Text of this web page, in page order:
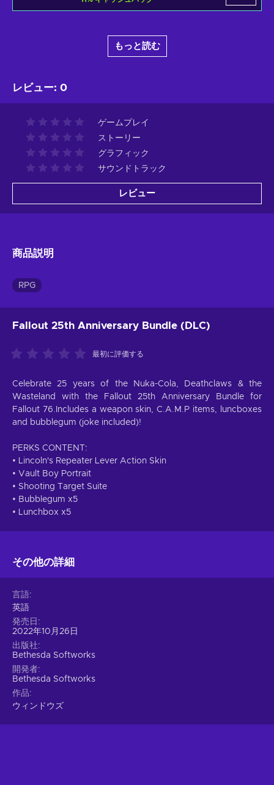
もっと読む
レビュー: 0
ゲームプレイ
ストーリー
グラフィック
サウンドトラック
レビュー
商品説明
RPG
Fallout 25th Anniversary Bundle (DLC)
最初に評価する
Celebrate 25 years of the Nuka-Cola, Deathclaws & the
Wasteland with the Fallout 25th Anniversary Bundle for
Fallout 76.Includes a weapon skin, C.A.M.P items, luncboxes
and bubblegum (joke included)!
PERKS CONTENT:
• Lincoln's Repeater Lever Action Skin
• Vault Boy Portrait
• Shooting Target Suite
• Bubblegum x5
• Lunchbox x5
その他の詳細
言語
英語
発売日
2022年10月26日
出版社
Bethesda Softworks
開発者
Bethesda Softworks
作品
ウィンドウズ